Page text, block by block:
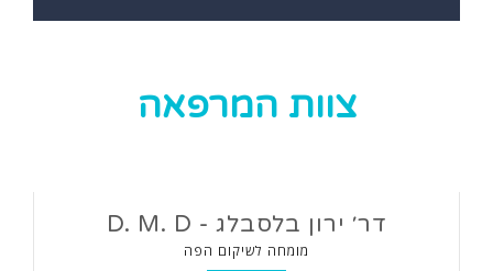
צוות המרפאה
דר׳ ירון בלסבלג - D. M. D
מומחה לשיקום הפה